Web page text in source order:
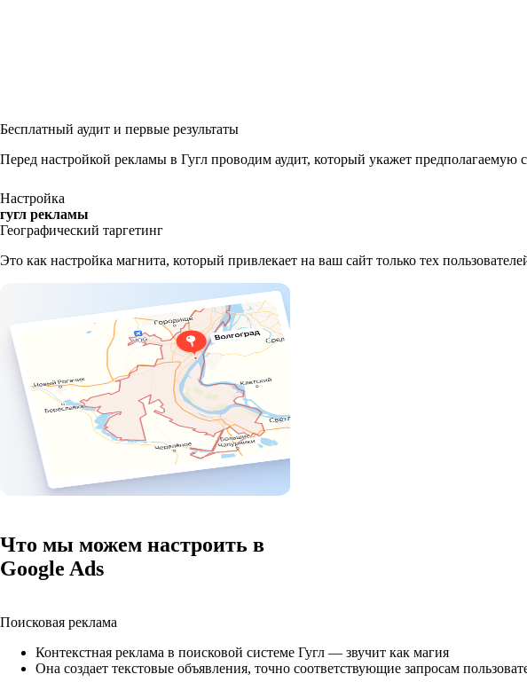
Бесплатный аудит и первые результаты
Перед настройкой рекламы в Гугл проводим аудит, который укажет предполагаемую
Настройка
гугл рекламы
Географический таргетинг
Это как настройка магнита, который привлекает на ваш сайт только тех
Что мы можем настроить в
Google Ads
Поисковая реклама
Контекстная реклама в поисковой системе Гугл — звучит как магия
Она создает текстовые объявления, точно соответствующие запросам